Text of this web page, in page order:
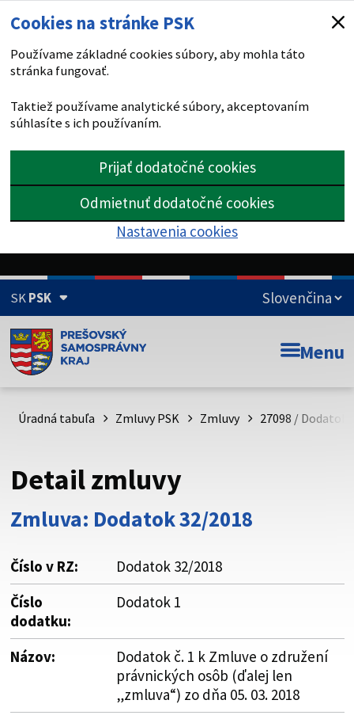
Cookies na stránke PSK
Používame základné cookies súbory, aby mohla táto
stránka fungovať.
Taktiež používame analytické súbory, akceptovaním
súhlasíte s ich používaním.
Prijať dodatočné cookies
Odmietnuť dodatočné cookies
Nastavenia cookies
SKPSK
Doména psk.sk je oficiálna
Toto je oficiálna webová stránka Prešovského
psk.sk.
Buďte pozorní a vždy sa uistite, že zdieľate informácie iba
cez zabezpečenú webovú stránku. Zabezpečená stránka
vždy začína https:// pred názvom domény webového sídla.
Menu
Úradná tabuľa Zmluvy PSK Zmluvy 27098 / Dodatok
Detail zmluvy
Zmluva: Dodatok 32/2018
Číslo v RZ:
Dodatok 32/2018
Číslo
dodatku:
Dodatok 1
Názov:
Dodatok č. 1 k Zmluve o združení
právnických osôb (ďalej len
„zmluva“) zo dňa 05. 03. 2018